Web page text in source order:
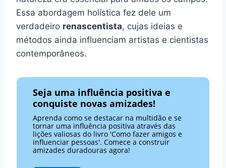
Essa abordagem holística fez dele um
verdadeiro renascentista, cujas ideias e
métodos ainda influenciam artistas e cientistas
contemporâneos.
Seja uma influência positiva e
conquiste novas amizades!
Aprenda como se destacar na multidão e se
tornar uma influência positiva através das
lições valiosas do livro 'Como fazer amigos e
influenciar pessoas'. Comece a construir
amizades duradouras agora!